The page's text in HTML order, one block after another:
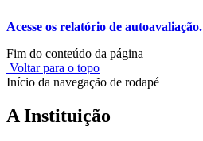
Acesse os relatório de autoavaliação.
Fim do conteúdo da página
Voltar para o topo
Início da navegação de rodapé
A Instituição